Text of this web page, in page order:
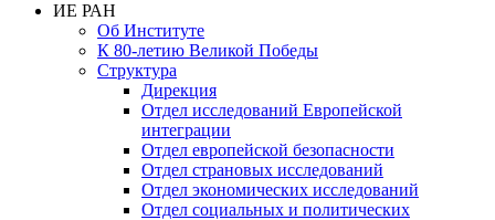
ИЕ РАН
Об Институте
К 80-летию Великой Победы
Структура
Дирекция
Отдел исследований Европейской
интеграции
Отдел европейской безопасности
Отдел страновых исследований
Отдел экономических исследований
Отдел социальных и политических